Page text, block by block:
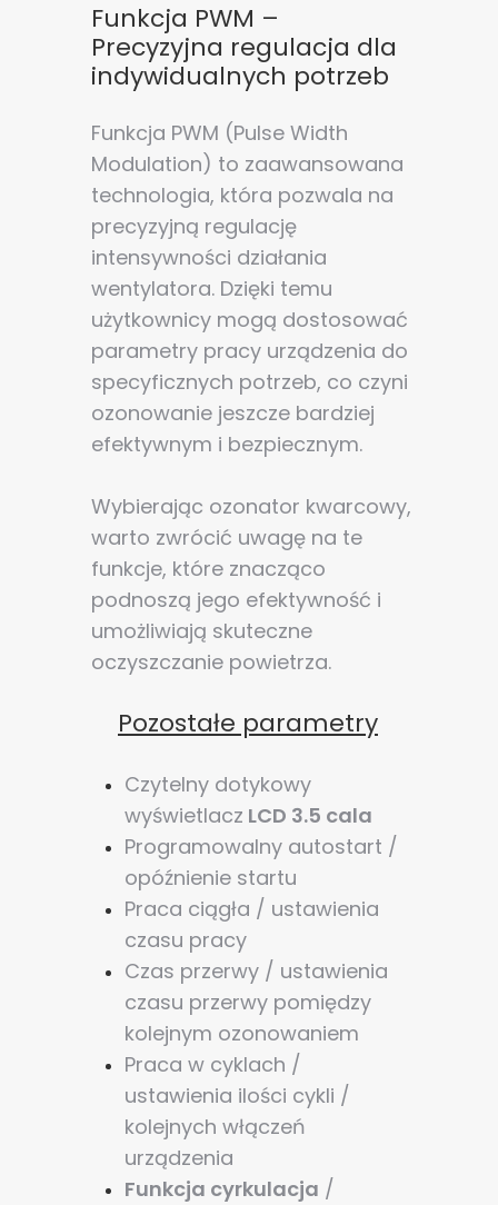
Funkcja PWM –
Precyzyjna regulacja dla
indywidualnych potrzeb
Funkcja PWM (Pulse Width
Modulation) to zaawansowana
technologia, która pozwala na
precyzyjną regulację
intensywności działania
wentylatora. Dzięki temu
użytkownicy mogą dostosować
parametry pracy urządzenia do
specyficznych potrzeb, co czyni
ozonowanie jeszcze bardziej
efektywnym i bezpiecznym.
Wybierając ozonator kwarcowy,
warto zwrócić uwagę na te
funkcje, które znacząco
podnoszą jego efektywność i
umożliwiają skuteczne
oczyszczanie powietrza.
Pozostałe parametry
Czytelny dotykowy
wyświetlacz LCD 3.5 cala
Programowalny autostart /
opóźnienie startu
Praca ciągła / ustawienia
czasu pracy
Czas przerwy / ustawienia
czasu przerwy pomiędzy
kolejnym ozonowaniem
Praca w cyklach /
ustawienia ilości cykli /
kolejnych włączeń
urządzenia
Funkcja cyrkulacja /